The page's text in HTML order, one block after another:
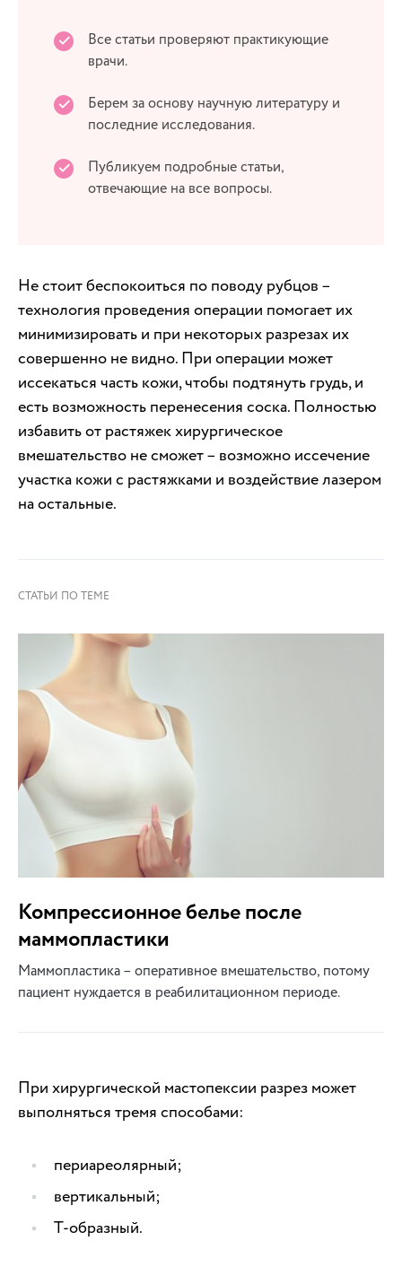
Все статьи проверяют практикующие
врачи.
Берем за основу научную литературу и
последние исследования.
Публикуем подробные статьи,
отвечающие на все вопросы.
Не стоит беспокоиться по поводу рубцов –
технология проведения операции помогает их
минимизировать и при некоторых разрезах их
совершенно не видно. При операции может
иссекаться часть кожи, чтобы подтянуть грудь, и
есть возможность перенесения соска. Полностью
избавить от растяжек хирургическое
вмешательство не сможет – возможно иссечение
участка кожи с растяжками и воздействие лазером
на остальные.
Компрессионное белье после
маммопластики
Маммопластика – оперативное вмешательство, потому
пациент нуждается в реабилитационном периоде.
При хирургической мастопексии разрез может
выполняться тремя способами:
периареолярный;
вертикальный;
Т-образный.